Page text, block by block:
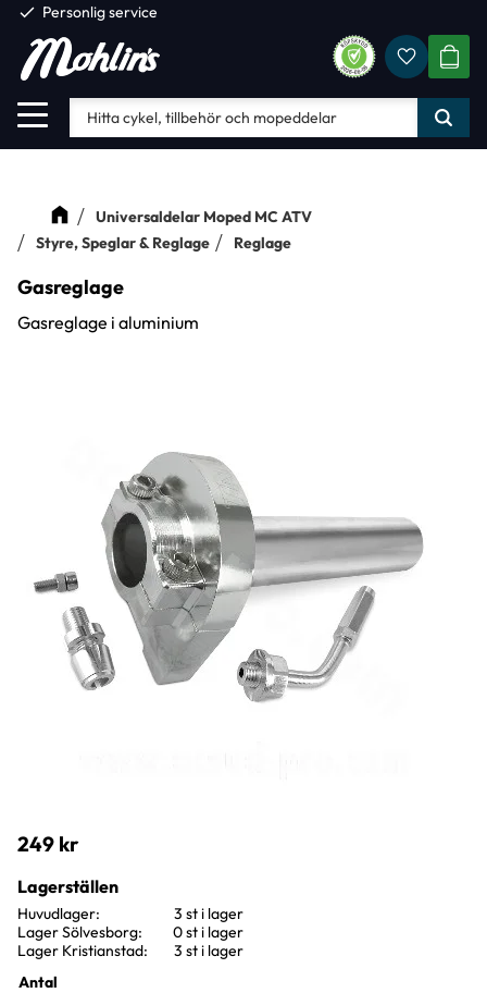
Meny
check Personlig service
Universaldelar Moped MC ATV
Styre, Speglar & Reglage
Reglage
Gasreglage
Gasreglage i aluminium
249 kr
Antal
Lagerställen
Huvudlager
3 st i lager
Lager Sölvesborg
0 st i lager
Lager Kristianstad
3 st i lager